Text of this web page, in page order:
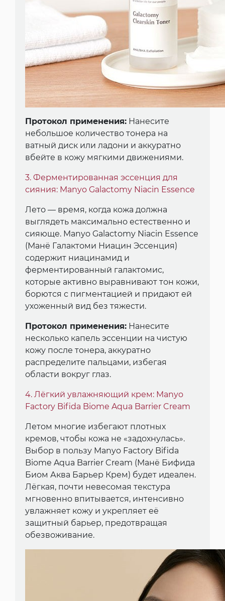
Протокол применения: Нанесите
небольшое количество тонера на
ватный диск или ладони и аккуратно
вбейте в кожу мягкими движениями.
3. Ферментированная эссенция для
сияния: Manyo Galactomy Niacin Essence
Лето — время, когда кожа должна
выглядеть максимально естественно и
сияюще. Manyo Galactomy Niacin Essence
(Манё Галактоми Ниацин Эссенция)
содержит ниацинамид и
ферментированный галактомис,
которые активно выравнивают тон кожи,
борются с пигментацией и придают ей
ухоженный вид без тяжести.
Протокол применения: Нанесите
несколько капель эссенции на чистую
кожу после тонера, аккуратно
распределите пальцами, избегая
области вокруг глаз.
4. Лёгкий увлажняющий крем: Manyo
Factory Bifida Biome Aqua Barrier Cream
Летом многие избегают плотных
кремов, чтобы кожа не «задохнулась».
Выбор в пользу Manyo Factory Bifida
Biome Aqua Barrier Cream (Манё Бифида
Биом Аква Барьер Крем) будет идеален.
Лёгкая, почти невесомая текстура
мгновенно впитывается, интенсивно
увлажняет кожу и укрепляет её
защитный барьер, предотвращая
обезвоживание.